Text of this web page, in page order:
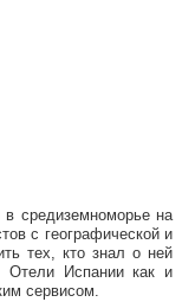
в средиземноморье на
с географической и
тех, кто знал о ней
Отели Испании как и
сервисом.